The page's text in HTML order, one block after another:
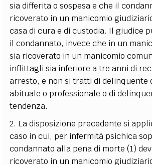
sia differita o sospesa e che il
ricoverato in un manicomio
casa di cura e di custodia. Il giudice
il condannato, invece che in un
sia ricoverato in un manicomio
inflittagli sia inferiore a tre anni di
arresto, e non si tratti di delinquente
abituale o professionale o di
tendenza.
2. La disposizione precedente si
caso in cui, per infermità psichica
condannato alla pena di morte(1)
ricoverato in un manicomio